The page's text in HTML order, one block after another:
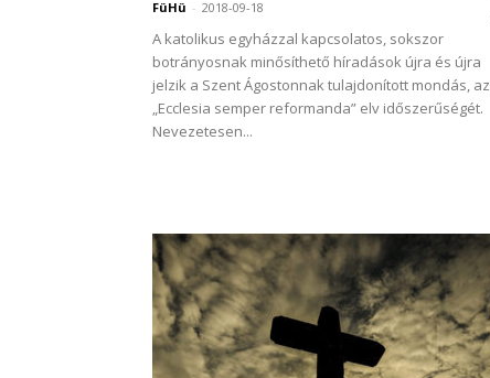
FüHü - 2018-09-18
A katolikus egyházzal kapcsolatos, sokszor
botrányosnak minősíthető híradások újra és újra
jelzik a Szent Ágostonnak tulajdonított mondás, az
„Ecclesia semper reformanda” elv időszerűségét.
Nevezetesen...